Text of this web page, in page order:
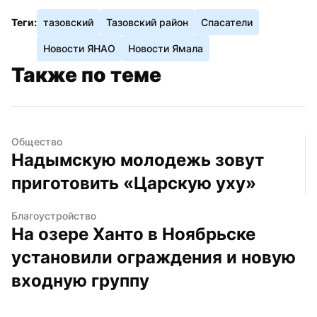
Теги: тазовский Тазовский район Спасатели
Новости ЯНАО Новости Ямала
Также по теме
Общество
Надымскую молодежь зовут
приготовить «Царскую уху»
Благоустройство
На озере Ханто в Ноябрьске
установили ограждения и новую
входную группу